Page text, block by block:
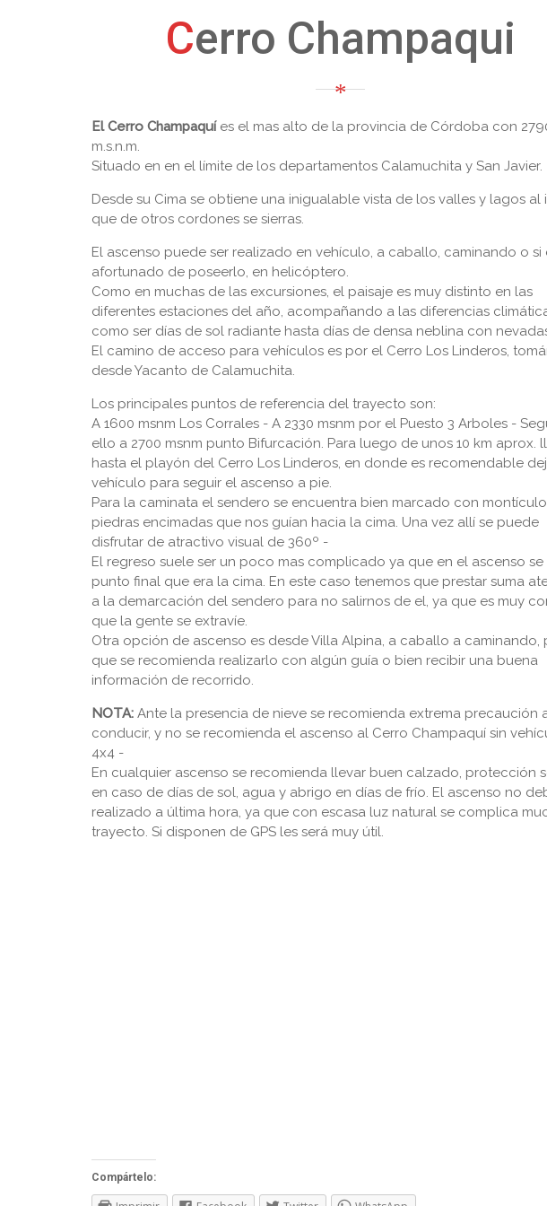
Cerro Champaqui
El Cerro Champaquíes el mas alto de la provincia de Córdoba con
m.s.n.m.
Situado en en el límite de los departamentos Calamuchita y San Javier.
Desde su Cima se obtiene una inigualable vista de los valles y lagos al
que de otros cordones se sierras.
El ascenso puede ser realizado en vehículo, a caballo, caminando o si
afortunado de poseerlo, en helicóptero.
Como en muchas de las excursiones, el paisaje es muy distinto en las
diferentes estaciones del año, acompañando a las diferencias
como ser días de sol radiante hasta días de densa neblina con
El camino de acceso para vehículos es por el Cerro Los Linderos,
desde Yacanto de Calamuchita.
Los principales puntos de referencia del trayecto son:
A 1600 msnm Los Corrales - A 2330 msnm por el Puesto 3 Arboles -
ello a 2700 msnm punto Bifurcación. Para luego de unos 10 km aprox.
hasta el playón del Cerro Los Linderos, en donde es recomendable
vehículo para seguir el ascenso a pie.
Para la caminata el sendero se encuentra bien marcado con
piedras encimadas que nos guían hacia la cima. Una vez allí se puede
disfrutar de atractivo visual de 360º -
El regreso suele ser un poco mas complicado ya que en el ascenso se
punto final que era la cima. En este caso tenemos que prestar suma
a la demarcación del sendero para no salirnos de el, ya que es muy
que la gente se extravíe.
Otra opción de ascenso es desde Villa Alpina, a caballo a caminando,
que se recomienda realizarlo con algún guía o bien recibir una buena
información de recorrido.
NOTA: Ante la presencia de nieve se recomienda extrema precaución
conducir, y no se recomienda el ascenso al Cerro Champaquí sin
4x4 -
En cualquier ascenso se recomienda llevar buen calzado, protección
en caso de días de sol, agua y abrigo en días de frío. El ascenso no
realizado a última hora, ya que con escasa luz natural se complica
trayecto. Si disponen de GPS les será muy útil.
Compártelo: